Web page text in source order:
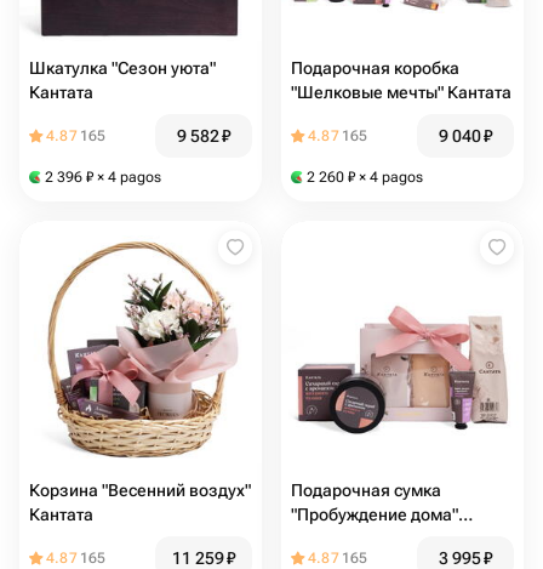
Шкатулка "Сезон уюта"
Кантата
4.87 165 9 582₽
2 396 ₽ × 4 pagos
Подарочная коробка
"Шелковые мечты" Кантата
4.87 165 9 040₽
2 260 ₽ × 4 pagos
Корзина "Весенний воздух"
Кантата
4.87 165 11 259₽
Подарочная сумка
"Пробуждение дома"
4.87 165 3 995₽